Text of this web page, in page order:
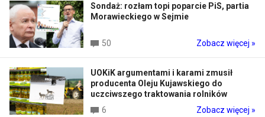
Sondaż: rozłam topi poparcie PiS, partia
Morawieckiego w Sejmie
50 Zobacz więcej »
UOKiK argumentami i karami zmusił
producenta Oleju Kujawskiego do
uczciwszego traktowania rolników
6
Zobacz więcej »